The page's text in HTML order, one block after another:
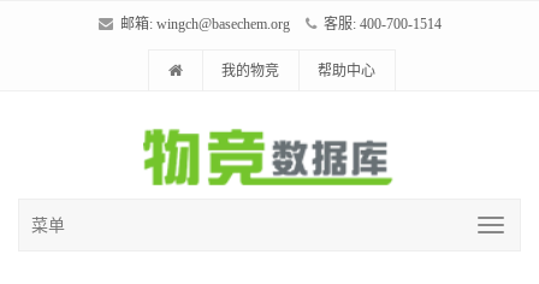
邮箱: wingch@basechem.org 客服: 400-700-1514
我的物竞 帮助中心
菜单